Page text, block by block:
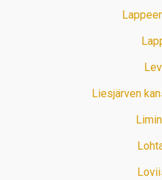
Liesjärven